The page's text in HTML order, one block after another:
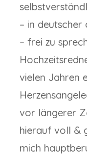
– in deutscher
– frei zu
vielen Jahren
vor längerer
hierauf voll &
mich